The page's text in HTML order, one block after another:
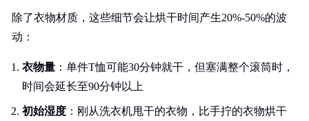
除了衣物材质，这些细节会让烘干时间产生20%-50%的波
动：
衣物量 ：单件T恤可能30分钟就干，但塞满整个滚筒时，
时间会延长至90分钟以上
初始湿度 ：刚从洗衣机甩干的衣物，比手拧的衣物烘干